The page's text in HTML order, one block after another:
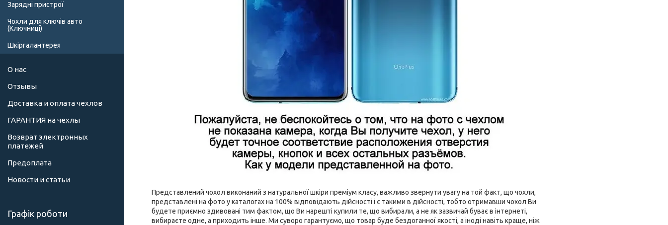
Представлений чохол виконаний з натуральної шкіри преміум класу, важливо звернути увагу на той факт, що чохли,
представлені на фото у каталогах на 100% відповідають дійсності і є такими в дійсності, тобто отримавши чохол Ви
будете приємно здивовані тим фактом, що Ви нарешті купили те, що вибирали, а не як зазвичай буває в інтернеті,
вибираєте одне, а приходить інше. Ми суворо гарантуємо, що товар буде бездоганної якості, а іноді навіть краще, ніж
Зарядні пристрої
Чохли для ключів авто
(Ключниці)
Шкіргалантерея
О нас
Отзывы
Доставка и оплата чехлов
ГАРАНТИЯ на чехлы
Возврат электронных
платежей
Предоплата
Новости и статьи
Графік роботи